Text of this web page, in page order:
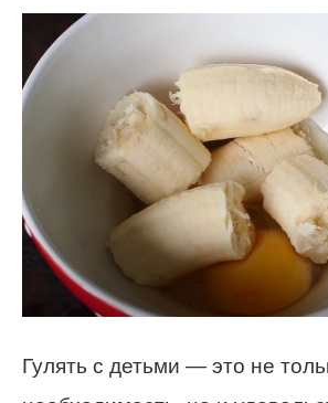
Гулять с детьми — это не